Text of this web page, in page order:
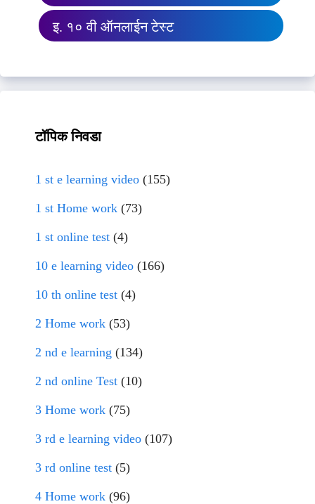
इ. १० वी ऑनलाईन टेस्ट
टॉपिक निवडा
1 st e learning video (155)
1 st Home work (73)
1 st online test (4)
10 e learning video (166)
10 th online test (4)
2 Home work (53)
2 nd e learning (134)
2 nd online Test (10)
3 Home work (75)
3 rd e learning video (107)
3 rd online test (5)
4 Home work (96)